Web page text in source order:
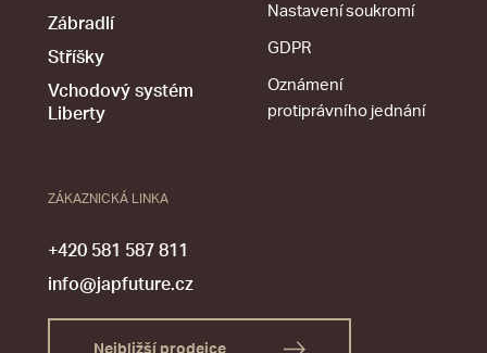
Zábradlí
Stříšky
Vchodový systém
Liberty
Nastavení soukromí
GDPR
Oznámení
protiprávního jednání
ZÁKAZNICKÁ LINKA
+420 581 587 811
info@japfuture.cz
Nejbližší prodejce